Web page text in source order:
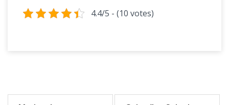
4.4/5 - (10 votes)